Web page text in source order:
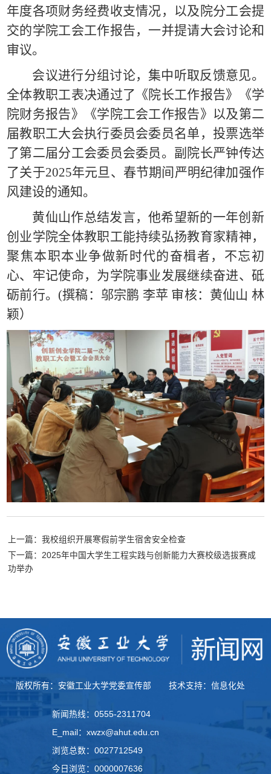
年度各项财务经费收支情况，以及院分工会提
交的学院工会工作报告，一并提请大会讨论和
审议。
会议进行分组讨论，集中听取反馈意见。
全体教职工表决通过了《院长工作报告》《学
院财务报告》《学院工会工作报告》以及第二
届教职工大会执行委员会委员名单，投票选举
了第二届分工会委员会委员。副院长严钟传达
了关于2025年元旦、春节期间严明纪律加强作
风建设的通知。
黄仙山作总结发言，他希望新的一年创新
创业学院全体教职工能持续弘扬教育家精神，
聚焦本职本业争做新时代的奋楫者，不忘初
心、牢记使命，为学院事业发展继续奋进、砥
砺前行。(撰稿：邬宗鹏 李苹 审核：黄仙山 林
颖）
上一篇：我校组织开展寒假前学生宿舍安全检查
下一篇：2025年中国大学生工程实践与创新能力大赛校级选拔赛成
功举办
版权所有：安徽工业大学党委宣传部 技术支持：信息化处
新闻热线：0555-2311704
E_mail：xwzx@ahut.edu.cn
浏览总数：0027712549
今日浏览：0000007636